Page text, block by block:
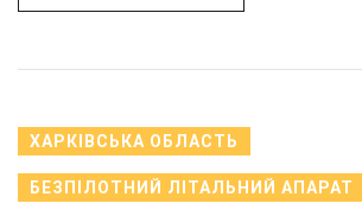
ХАРКІВСЬКА ОБЛАСТЬ
БЕЗПІЛОТНИЙ ЛІТАЛЬНИЙ АПАРАТ